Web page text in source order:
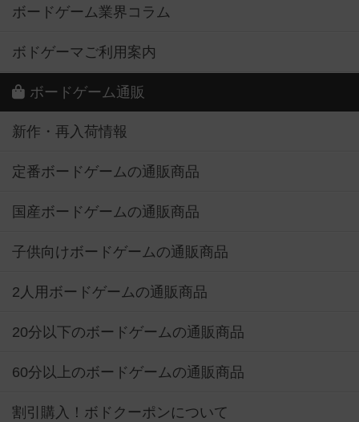
ボードゲーム業界コラム
ボドゲーマご利用案内
ボードゲーム通販
新作・再入荷情報
定番ボードゲームの通販商品
国産ボードゲームの通販商品
子供向けボードゲームの通販商品
2人用ボードゲームの通販商品
20分以下のボードゲームの通販商品
60分以上のボードゲームの通販商品
割引購入！ボドクーポンについて